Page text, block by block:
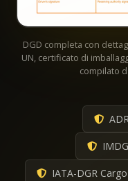
DGD completa con
UN, certificato di
compilato
IATA-DGR